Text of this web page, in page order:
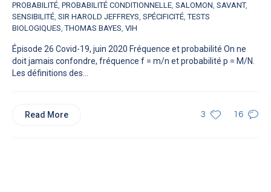
PROBABILITÉ, PROBABILITÉ CONDITIONNELLE, SALOMON, SAVANT,
SENSIBILITÉ, SIR HAROLD JEFFREYS, SPÉCIFICITÉ,TESTS
BIOLOGIQUES,THOMAS BAYES, VIH
Épisode 26 Covid-19, juin 2020 Fréquence et probabilité On ne
doit jamais confondre, fréquence f = m/n et probabilité p = M/N.
Les définitions des...
3 16
Read More